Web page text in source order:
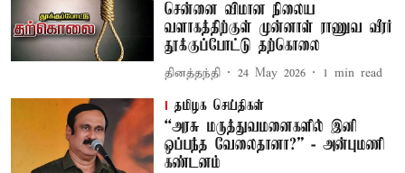
சென்னை விமான நிலைய
வளாகத்திற்குள் முன்னாள் ராணுவ வீரர்
தூக்குப்போட்டு தற்கொலை
தினத்தந்தி 24 May 2026 1 min read
தமிழக செய்திகள்
“அரசு மருத்துவமனைகளில் இனி
ஒப்பந்த வேலைதானா?” - அன்புமணி
கண்டனம்